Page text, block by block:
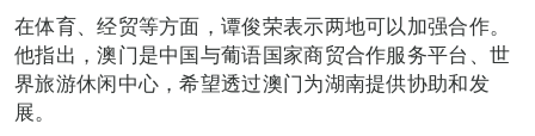
在体育、经贸等方面，谭俊荣表示两地可以加强合作。
他指出，澳门是中国与葡语国家商贸合作服务平台、世
界旅游休闲中心，希望透过澳门为湖南提供协助和发
展。